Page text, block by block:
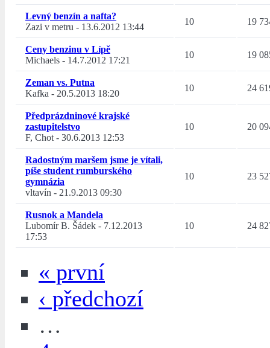
Levný benzín a nafta?
Zazi v metru - 13.6.2012 13:44
10 19
Ceny benzinu v Lípě
Michaels - 14.7.2012 17:21
10 19
Zeman vs. Putna
Kafka - 20.5.2013 18:20
10 24
Předprázdninové krajské
zastupitelstvo
F, Chot- 30.6.2013 12:53
10 20
Radostným maršem jsme je vítali,
píše student rumburského
gymnázia
vltavín - 21.9.2013 09:30
10 23
Rusnok a Mandela
Lubomír B. Šádek - 7.12.2013
17:53
10 24
« první
‹ předchozí
…